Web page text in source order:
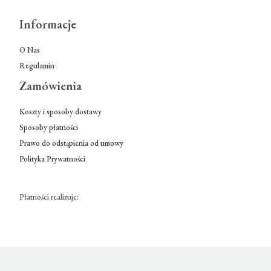
Informacje
O Nas
Regulamin
Zamówienia
Koszty i sposoby dostawy
Sposoby płatności
Prawo do odstąpienia od umowy
Polityka Prywatności
Płatności realizuje: